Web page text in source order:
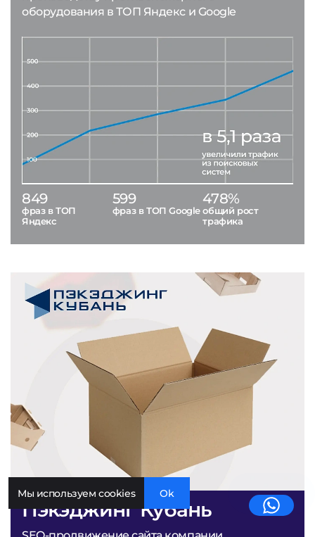
Пэкэджинг Кубань
оборудования в ТОП Яндекс и Google
849
фраз в ТОП
Яндекс
599
фраз в ТОП Google
478%
общий рост
трафика
Мы используем cookies Ok